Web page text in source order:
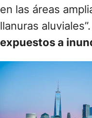
en las áreas
llanuras
expuestos a